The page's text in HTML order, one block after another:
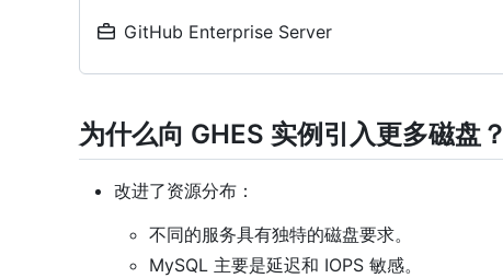
GitHub Enterprise Server
为什么向 GHES 实例引入更多磁盘？
改进了资源分布：
不同的服务具有独特的磁盘要求。
MySQL 主要是延迟和 IOPS 敏感。